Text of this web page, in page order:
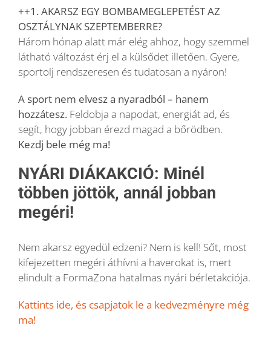
++1. AKARSZ EGY BOMBAMEGLEPETÉST AZ
OSZTÁLYNAK SZEPTEMBERRE?
Három hónap alatt már elég ahhoz, hogy szemmel
látható változást érj el a külsődet illetően. Gyere,
sportolj rendszeresen és tudatosan a nyáron!
A sport nem elvesz a nyaradból – hanem
hozzátesz.Feldobja a napodat, energiát ad, és
segít, hogy jobban érezd magad a bőrödben.
Kezdj bele még ma!
NYÁRI DIÁKAKCIÓ: Minél
többen jöttök, annál jobban
megéri!
Nem akarsz egyedül edzeni? Nem is kell! Sőt, most
kifejezetten megéri áthívni a haverokat is, mert
elindult a FormaZona hatalmas nyári bérletakciója.
Kattints ide, és csapjatok le a kedvezményre még
ma!